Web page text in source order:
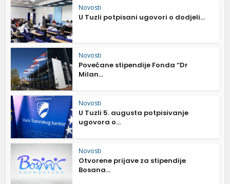
Novosti
U Tuzli potpisani ugovori o dodjeli...
Novosti
Povećane stipendije Fonda “Dr
Milan...
Novosti
U Tuzli 5. augusta potpisivanje
ugovora o...
Novosti
Otvorene prijave za stipendije
Bosana...